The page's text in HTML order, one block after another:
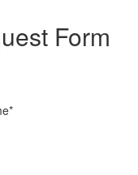
Form